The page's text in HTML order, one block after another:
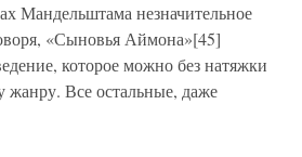
Мандельштама незначительное
«Сыновья Аймона»[45]
которое можно без натяжки
жанру. Все остальные, даже